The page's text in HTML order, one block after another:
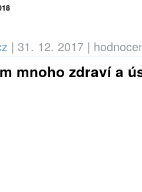
| 31. 12. 2017 |
mnoho zdraví a